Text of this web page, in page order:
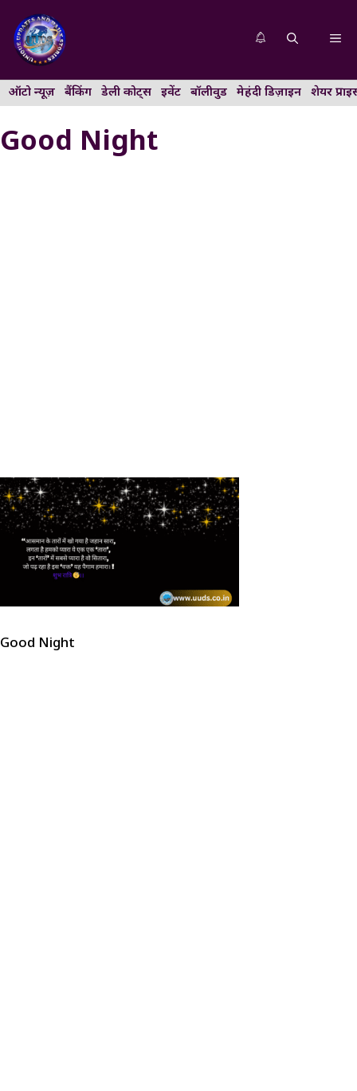
content
ऑटो न्यूज़ बैंकिंग डेली कोट्स इवेंट बॉलीवुड मेहंदी डिज़ाइन शेयर
Good Night
Good Night